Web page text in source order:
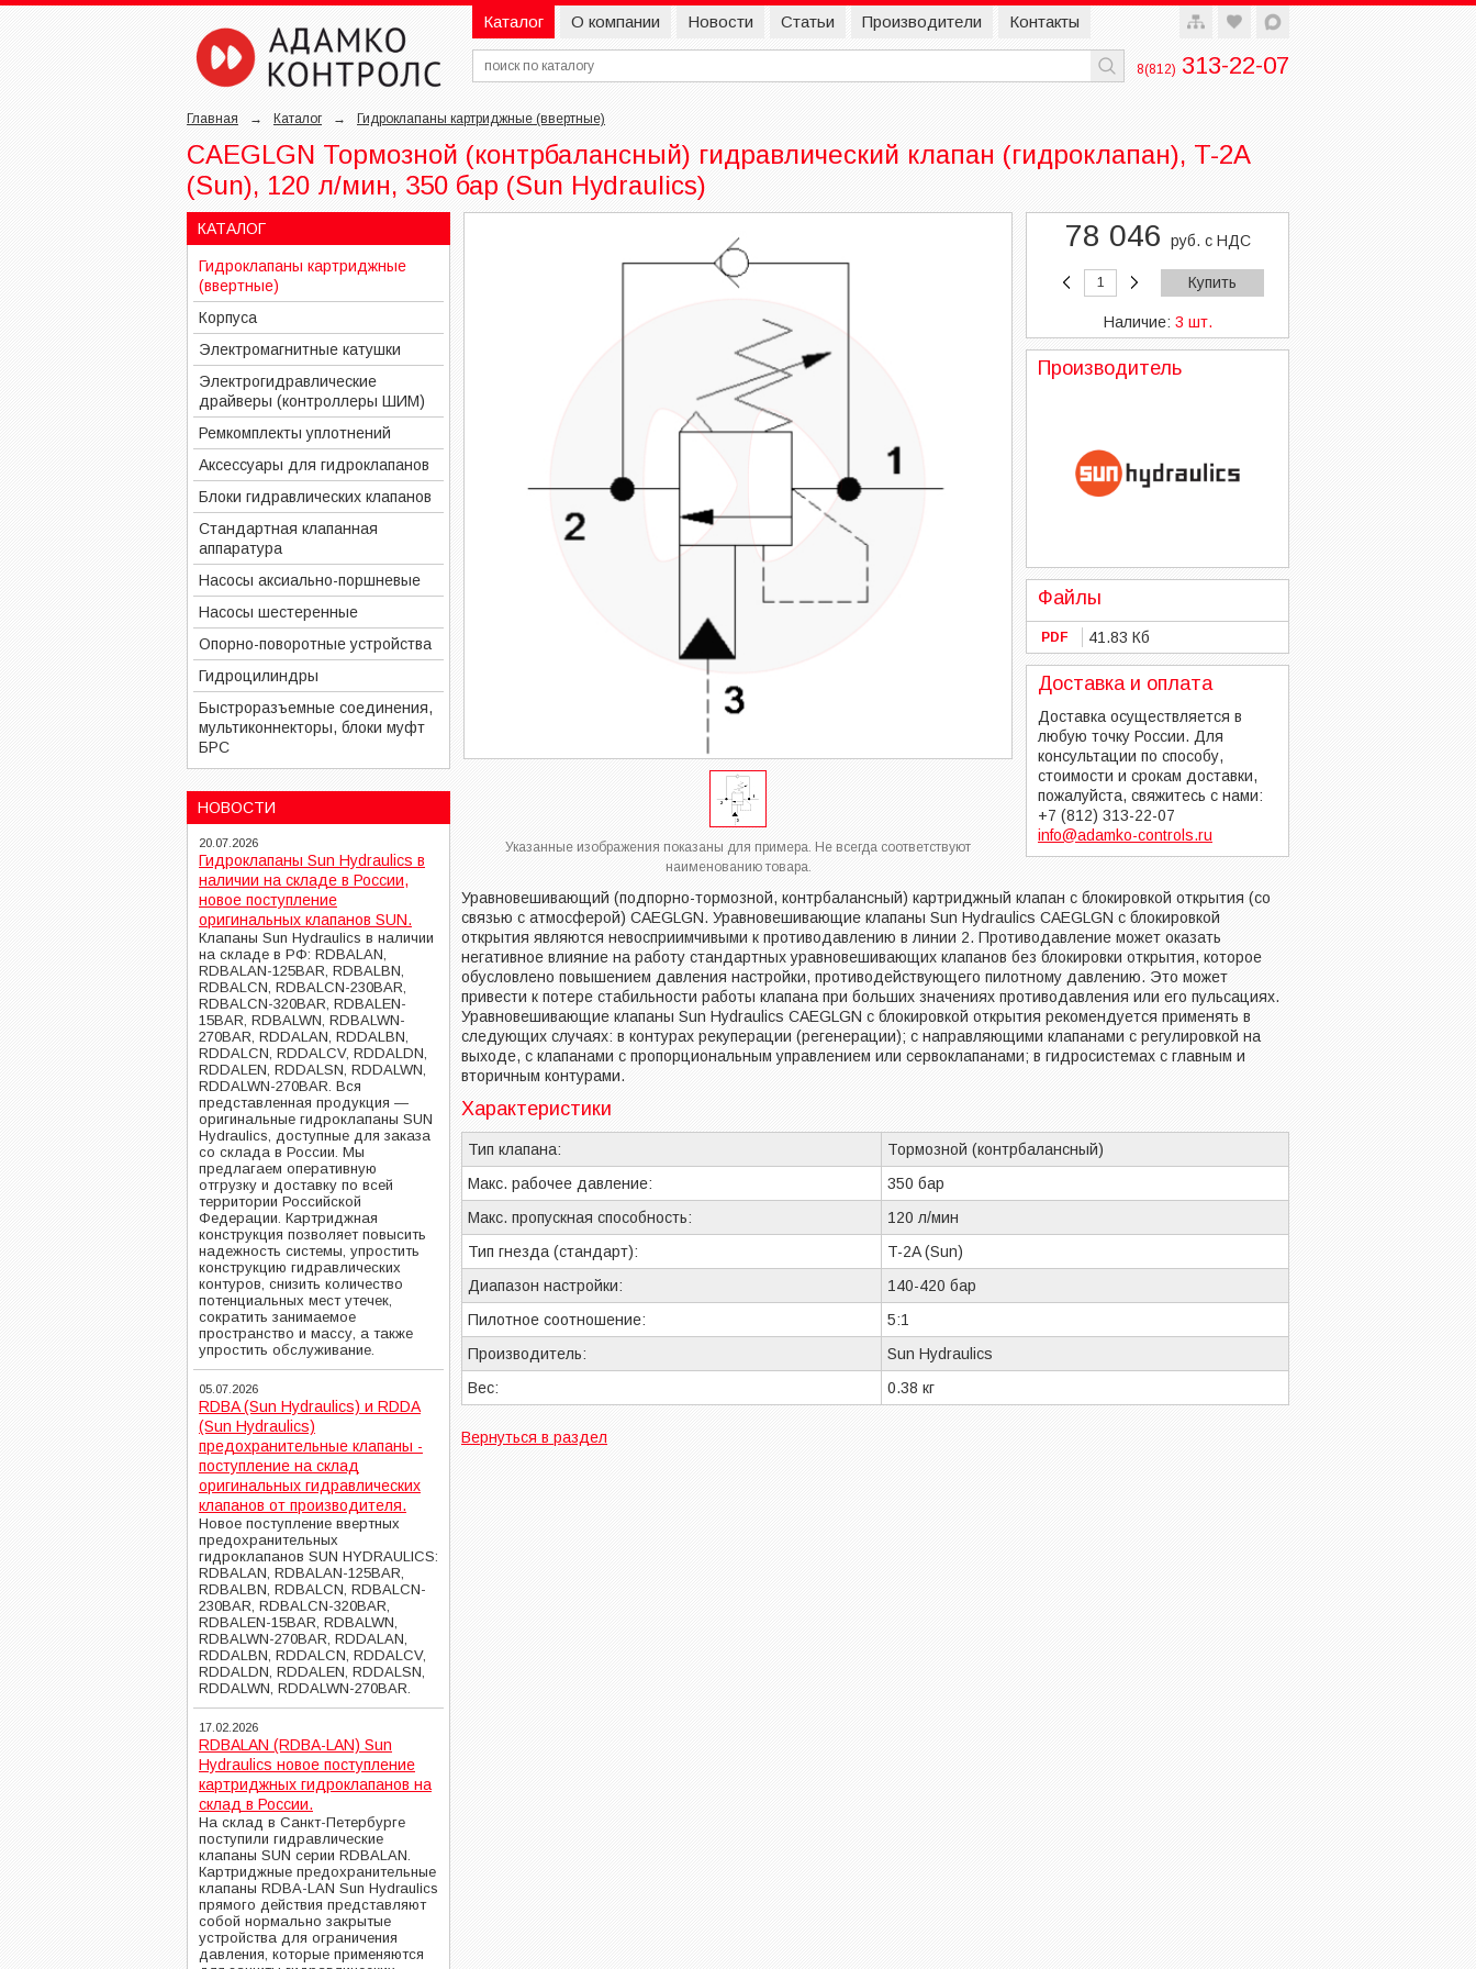
Каталог О компании Новости Статьи Производители Контакты
8(812) 313-22-07
Главная → Каталог → Гидроклапаны картриджные (ввертные)
CAEGLGN Тормозной (контрбалансный) гидравлический клапан (гидроклапан), T-2A
(Sun), 120 л/мин, 350 бар (Sun Hydraulics)
КАТАЛОГ
Гидроклапаны картриджные
(ввертные)
Корпуса
Электромагнитные катушки
Электрогидравлические
драйверы (контроллеры ШИМ)
Ремкомплекты уплотнений
Аксессуары для гидроклапанов
Блоки гидравлических клапанов
Стандартная клапанная
аппаратура
Насосы аксиально-поршневые
Насосы шестеренные
Опорно-поворотные устройства
Гидроцилиндры
Быстроразъемные соединения,
мультиконнекторы, блоки муфт
БРС
НОВОСТИ
20.07.2026
Гидроклапаны Sun Hydraulics в
наличии на складе в России,
новое поступление
оригинальных клапанов SUN.
Клапаны Sun Hydraulics в наличии
на складе в РФ: RDBALAN,
RDBALAN-125BAR, RDBALBN,
RDBALCN, RDBALCN-230BAR,
RDBALCN-320BAR, RDBALEN-
15BAR, RDBALWN, RDBALWN-
270BAR, RDDALAN, RDDALBN,
RDDALCN, RDDALCV, RDDALDN,
RDDALEN, RDDALSN, RDDALWN,
RDDALWN-270BAR. Вся
представленная продукция —
оригинальные гидроклапаны SUN
Hydraulics, доступные для заказа
со склада в России. Мы
предлагаем оперативную
отгрузку и доставку по всей
территории Российской
Федерации. Картриджная
конструкция позволяет повысить
надежность системы, упростить
конструкцию гидравлических
контуров, снизить количество
потенциальных мест утечек,
сократить занимаемое
пространство и массу, а также
упростить обслуживание.
05.07.2026
RDBA (Sun Hydraulics) и RDDA
(Sun Hydraulics)
предохранительные клапаны -
поступление на склад
оригинальных гидравлических
клапанов от производителя.
Новое поступление ввертных
предохранительных
гидроклапанов SUN HYDRAULICS:
RDBALAN, RDBALAN-125BAR,
RDBALBN, RDBALCN, RDBALCN-
230BAR, RDBALCN-320BAR,
RDBALEN-15BAR, RDBALWN,
RDBALWN-270BAR, RDDALAN,
RDDALBN, RDDALCN, RDDALCV,
RDDALDN, RDDALEN, RDDALSN,
RDDALWN, RDDALWN-270BAR.
17.02.2026
RDBALAN (RDBA-LAN) Sun
Hydraulics новое поступление
картриджных гидроклапанов на
склад в России.
На склад в Санкт-Петербурге
поступили гидравлические
клапаны SUN серии RDBALAN.
Картриджные предохранительные
клапаны RDBA-LAN Sun Hydraulics
прямого действия представляют
собой нормально закрытые
устройства для ограничения
давления, которые применяются
Указанные изображения показаны для примера. Не всегда соответствуют
наименованию товара.
78 046 руб. с НДС
Купить
Наличие: 3 шт.
Производитель
Файлы
PDF 41.83 Кб
Доставка и оплата
Доставка осуществляется в
любую точку России. Для
консультации по способу,
стоимости и срокам доставки,
пожалуйста, свяжитесь с нами:
+7 (812) 313-22-07
info@adamko-controls.ru
Уравновешивающий (подпорно-тормозной, контрбалансный) картриджный клапан с блокировкой открытия (со
связью с атмосферой) CAEGLGN. Уравновешивающие клапаны Sun Hydraulics CAEGLGN с блокировкой
открытия являются невосприимчивыми к противодавлению в линии 2. Противодавление может оказать
негативное влияние на работу стандартных уравновешивающих клапанов без блокировки открытия, которое
обусловлено повышением давления настройки, противодействующего пилотному давлению. Это может
привести к потере стабильности работы клапана при больших значениях противодавления или его пульсациях.
Уравновешивающие клапаны Sun Hydraulics CAEGLGN с блокировкой открытия рекомендуется применять в
следующих случаях: в контурах рекуперации (регенерации); с направляющими клапанами с регулировкой на
выходе, с клапанами с пропорциональным управлением или сервоклапанами; в гидросистемах с главным и
вторичным контурами.
Характеристики
Тип клапана:
Тормозной (контрбалансный)
Макс. рабочее давление:
350 бар
Макс. пропускная способность:
120 л/мин
Тип гнезда (стандарт):
T-2A (Sun)
Диапазон настройки:
140-420 бар
Пилотное соотношение:
5:1
Производитель:
Sun Hydraulics
Вес:
0.38 кг
Вернуться в раздел